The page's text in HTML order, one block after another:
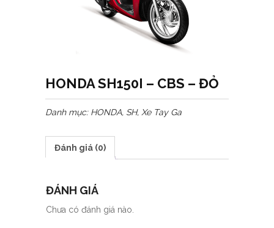
HONDA SH150I – CBS – ĐỎ
Danh mục: HONDA, SH, Xe Tay Ga
Đánh giá (0)
ĐÁNH GIÁ
Chưa có đánh giá nào.